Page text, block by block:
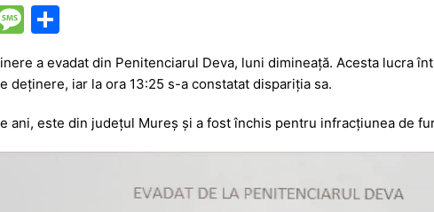
el
M
s
s
a
g
P
ta
a
z
a evadat din Penitenciarul Deva, luni dimineață. Acesta lucra
deținere, iar la ora 13:25 s-a constatat dispariția sa.
ani, este din județul Mureș și a fost închis pentru infracțiunea de